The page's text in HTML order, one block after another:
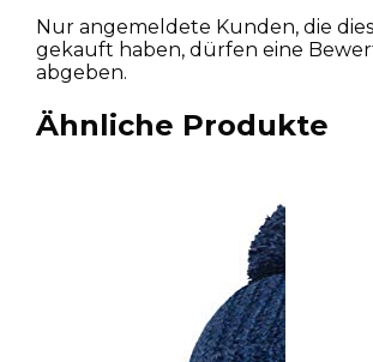
Nur angemeldete Kunden, die
gekauft haben, dürfen eine
abgeben.
Ähnliche Produkte